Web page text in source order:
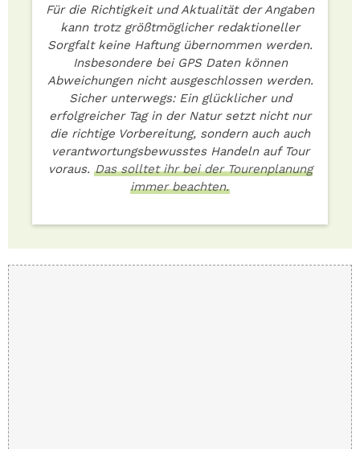
Für die Richtigkeit und Aktualität der Angaben
kann trotz größtmöglicher redaktioneller
Sorgfalt keine Haftung übernommen werden.
Insbesondere bei GPS Daten können
Abweichungen nicht ausgeschlossen werden.
Sicher unterwegs: Ein glücklicher und
erfolgreicher Tag in der Natur setzt nicht nur
die richtige Vorbereitung, sondern auch auch
verantwortungsbewusstes Handeln auf Tour
voraus. Das solltet ihr bei der Tourenplanung
immer beachten.